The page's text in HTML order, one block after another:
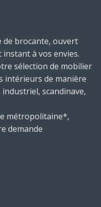
de brocante, ouvert
à vos envies.
sélection de mobilier
intérieurs de manière
scandinave,
métropolitaine*,
demande